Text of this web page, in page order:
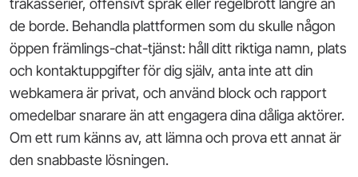
de borde. Behandla plattformen som du skulle någon
öppen främlings-chat-tjänst: håll ditt riktiga namn, plats
och kontaktuppgifter för dig själv, anta inte att din
webkamera är privat, och använd block och rapport
omedelbar snarare än att engagera dina dåliga aktörer.
Om ett rum känns av, att lämna och prova ett annat är
den snabbaste lösningen.